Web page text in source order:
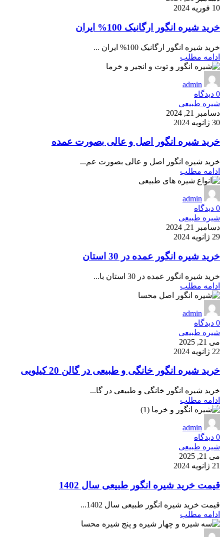
10 فوریه 2024
خرید شیره انگور ارگانیک 100% ایران
خرید شیره انگور ارگانیک 100% ایران ...
ادامه مطلب
admin
0 دیدگاه
شیره طبیعی
دسامبر 21, 2024
30 ژانویه 2024
خرید شیره انگور اصل و عالی بصورت عمده
خرید شیره انگور اصل و عالی بصورت عم...
ادامه مطلب
admin
0 دیدگاه
شیره طبیعی
دسامبر 21, 2024
29 ژانویه 2024
خرید شیره انگور عمده در 30 استان
خرید شیره انگور عمده در 30 استان با...
ادامه مطلب
admin
0 دیدگاه
شیره طبیعی
می 21, 2025
22 ژانویه 2024
خرید شیره انگور خانگی و طبیعی در گالن 20 کیلویی
خرید شیره انگور خانگی و طبیعی در گا...
ادامه مطلب
admin
0 دیدگاه
شیره طبیعی
می 21, 2025
21 ژانویه 2024
قیمت خرید شیره انگور طبیعی سال 1402
قیمت خرید شیره انگور طبیعی سال 1402...
ادامه مطلب